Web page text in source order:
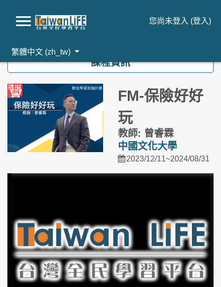
您尚未登入 (登入)
繁體中文 ‎(zh_tw)‎
課程資訊
FM-保險好好
玩
教師: 曾睿霖
中國文化大學
2023/12/11~2024/08/31